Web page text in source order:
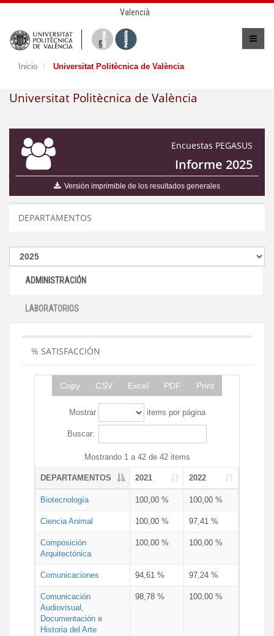
Valencià
Inicio Universitat Politècnica de València
Universitat Politècnica de València
Encuestas PEGASUS
Informe 2025
Versión imprimible de los resultados generales
DEPARTAMENTOS
ADMINISTRACIÓN
LABORATORIOS
% SATISFACCIÓN
Copy CSV Excel PDF Print
Mostrar items por página
Buscar:
Mostrando 1 a 42 de 42 items
DEPARTAMENTOS 2021 2022
Biotecnología 100,00 % 100,00 %
Ciencia Animal 100,00 % 97,41 %
Composición
Arquitectónica
100,00 % 100,00 %
Comunicaciones 94,61 % 97,24 %
Comunicación
Audiovisual,
Documentación e
Historia del Arte
98,78 % 100,00 %